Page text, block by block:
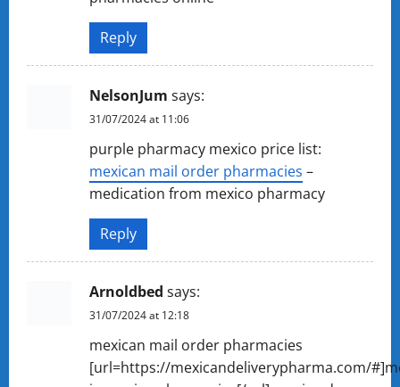
Reply
NelsonJum says:
31/07/2024 at 11:06
purple pharmacy mexico price list:
mexican mail order pharmacies –
medication from mexico pharmacy
Reply
Arnoldbed says:
31/07/2024 at 12:18
mexican mail order pharmacies
[url=https://mexicandeliverypharma.com/